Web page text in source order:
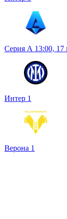
Серия А 13:00, 17
Интер 1
Верона 1